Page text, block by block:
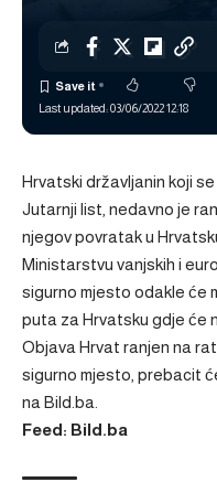
Last updated: 03/06/2022 12:18
Hrvatski državljanin koji
Jutarnji list, nedavno je
njegov povratak u
Ministarstvu vanjskih i
sigurno mjesto odakle će
puta za Hrvatsku gdje će
Objava Hrvat ranjen na
sigurno mjesto, prebacit
na Bild.ba
Feed: Bild.ba